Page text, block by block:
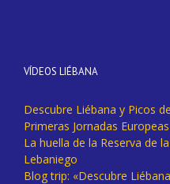
VÍDEOS LIÉBANA
Descubre Liébana y Picos
Primeras Jornadas
La huella de la Reserva de
Lebaniego
Blog trip: «Descubre